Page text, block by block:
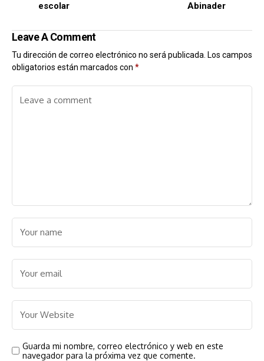
escolar
Abinader
Leave A Comment
Tu dirección de correo electrónico no será publicada. Los campos
obligatorios están marcados con *
Guarda mi nombre, correo electrónico y web en este
navegador para la próxima vez que comente.